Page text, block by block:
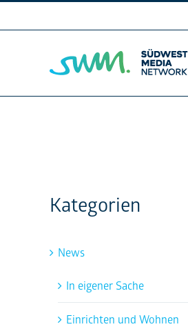
to
Kategorien
News
In eigener Sache
Einrichten und Wohnen